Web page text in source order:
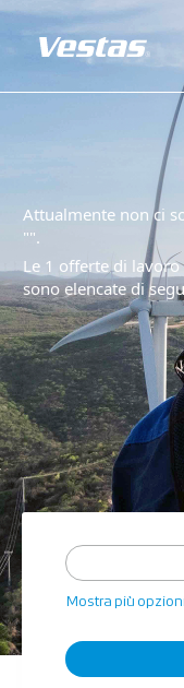
Attualmente non ci
"".
Le 1 offerte di
sono elencate di
Mostra più